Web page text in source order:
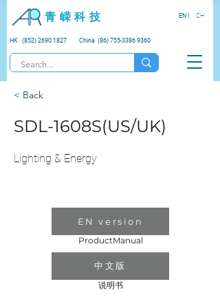
青 嵘 科 技
HK (852) 2690 1827 China (86) 755-3386 9360
EN | CH
< Back
SDL-1608S(US/UK)
Lighting & Energy
EN version
ProductManual
中文版
说明书